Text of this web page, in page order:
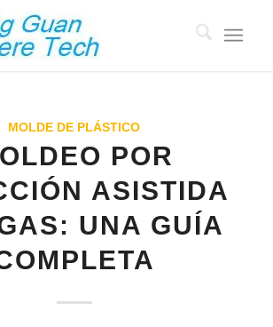
MOLDE DE PLÁSTICO
POR
ASISTIDA
UNA GUÍA